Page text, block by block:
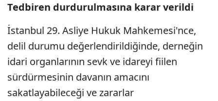
Tedbiren durdurulmasına karar verildi
İstanbul 29. Asliye Hukuk Mahkemesi'nce,
delil durumu değerlendirildiğinde, derneğin
idari organlarının sevk ve idareyi fiilen
sürdürmesinin davanın amacını
sakatlayabileceği ve zararlar